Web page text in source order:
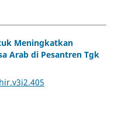
Meningkatkan
Arab di Pesantren Tgk